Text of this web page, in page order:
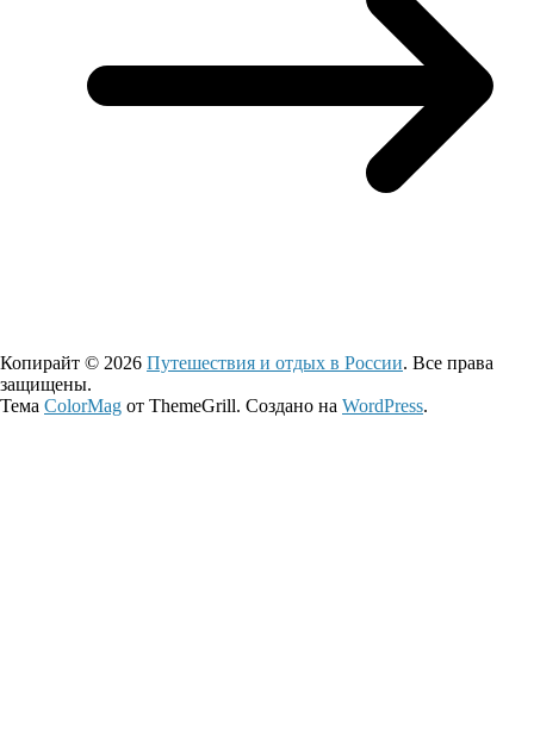
Копирайт © 2026 Путешествия и отдых в России. Все права
защищены.
Тема ColorMag от ThemeGrill. Создано на WordPress.